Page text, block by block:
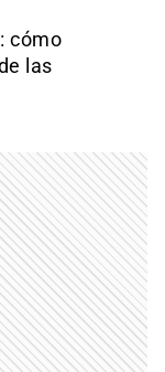
cómo
las